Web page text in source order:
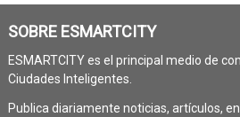
SOBRE ESMARTCITY
ESMARTCITY es el principal medio de
Ciudades Inteligentes.
Publica diariamente noticias, artículos,